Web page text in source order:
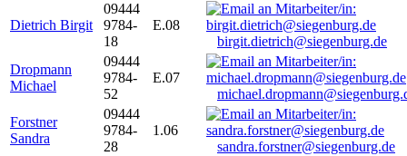
Dietrich Birgit
09444
9784-
18
E.08
birgit.dietrich@siegenburg.de
Dropmann
Michael
09444
9784-
52
E.07
Forstner
Sandra
09444
9784-
28
1.06
sandra.forstner@siegenburg.de